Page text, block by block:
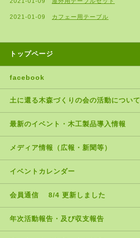
2021-01-09 カフェー用テーブル
トップページ
facebook
土に還る木森づくりの会の活動について
最新のイベント・木工製品導入情報
メディア情報（広報・新聞等）
イベントカレンダー
会員通信 8/4 更新しました
年次活動報告・及び収支報告